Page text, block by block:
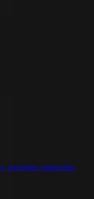
enceintes connectées,